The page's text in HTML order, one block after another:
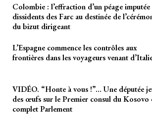
Colombie : l’effraction d’un péage imputée
dissidents des Farc au destinée de
du bizut dirigeant
L’Espagne commence les contrôles aux
frontières dans les voyageurs venant
VIDÉO. “Honte à vous !”… Une députée
des œufs sur le Premier consul du Kosovo
complet Parlement